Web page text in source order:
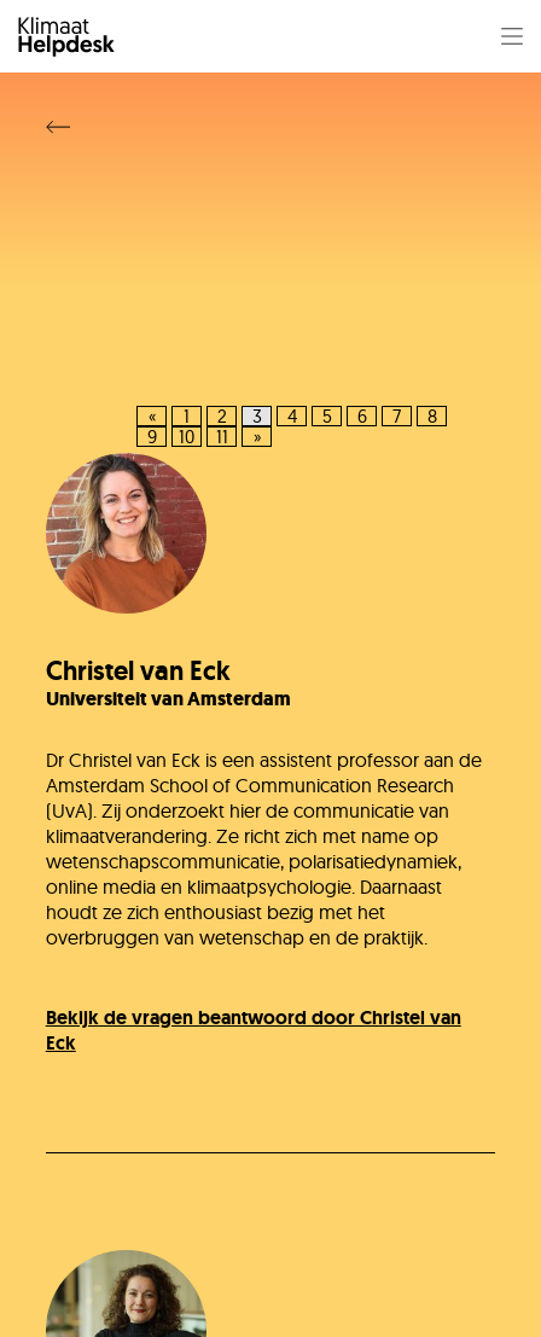
« 1 2 3 4 5 6 7
8
9
10 11 »
Christel van Eck
Universiteit van Amsterdam
Dr Christel van Eck is een assistent professor aan de
Amsterdam School of Communication Research
(UvA). Zij onderzoekt hier de communicatie van
klimaatverandering. Ze richt zich met name op
wetenschapscommunicatie, polarisatiedynamiek,
online media en klimaatpsychologie. Daarnaast
houdt ze zich enthousiast bezig met het
overbruggen van wetenschap en de praktijk.
Bekijk de vragen beantwoord door Christel van
Eck